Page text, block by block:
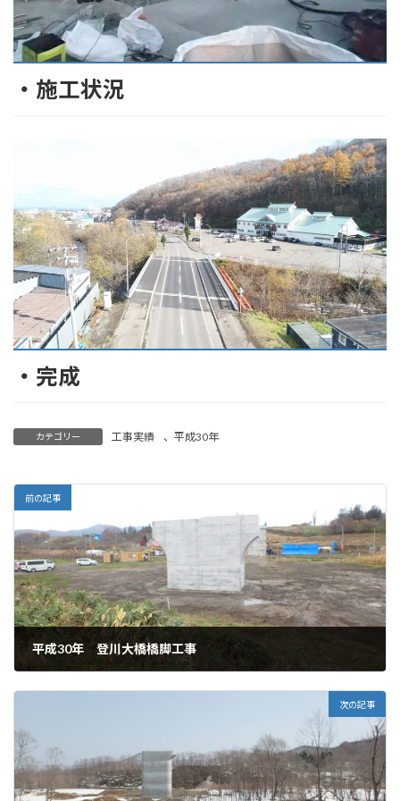
・施工状況
・完成
カテゴリー 工事実績 、 平成30年
前の記事
平成30年 登川大橋橋脚工事
次の記事